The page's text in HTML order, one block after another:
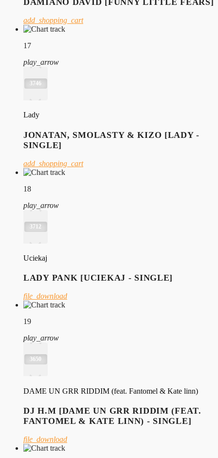
DAMIANO DAVID [FUNNY LITTLE FEARS]
add_shopping_cart
17
play_arrow
3746
Lady
JONATAN, SMOLASTY & KIZO [LADY -
SINGLE]
add_shopping_cart
18
play_arrow
3712
Uciekaj
LADY PANK [UCIEKAJ - SINGLE]
file_download
19
play_arrow
3650
DAME UN GRR RIDDIM (feat. Fantomel & Kate linn)
DJ H.M [DAME UN GRR RIDDIM (FEAT.
FANTOMEL & KATE LINN) - SINGLE]
file_download